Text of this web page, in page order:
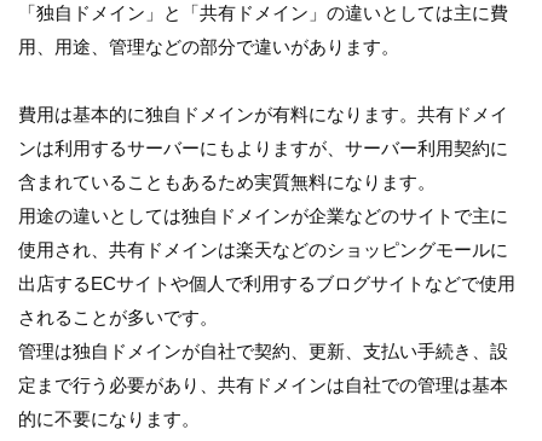
「独自ドメイン」と「共有ドメイン」の違いとしては主に費
用、用途、管理などの部分で違いがあります。
費用は基本的に独自ドメインが有料になります。共有ドメイ
ンは利用するサーバーにもよりますが、サーバー利用契約に
含まれていることもあるため実質無料になります。
用途の違いとしては独自ドメインが企業などのサイトで主に
使用され、共有ドメインは楽天などのショッピングモールに
出店するECサイトや個人で利用するブログサイトなどで使用
されることが多いです。
管理は独自ドメインが自社で契約、更新、支払い手続き、設
定まで行う必要があり、共有ドメインは自社での管理は基本
的に不要になります。